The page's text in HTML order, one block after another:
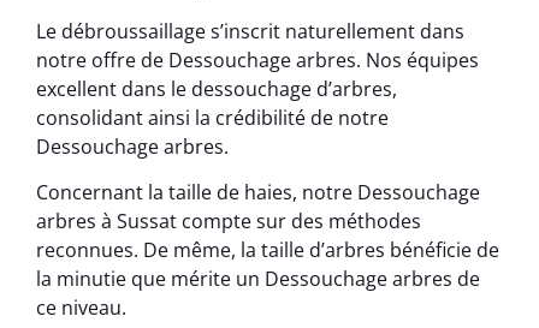
Le débroussaillage s’inscrit naturellement dans
notre offre de Dessouchage arbres. Nos équipes
excellent dans le dessouchage d’arbres,
consolidant ainsi la crédibilité de notre
Dessouchage arbres.
Concernant la taille de haies, notre Dessouchage
arbres à Sussat compte sur des méthodes
reconnues. De même, la taille d’arbres bénéficie de
la minutie que mérite un Dessouchage arbres de
ce niveau.